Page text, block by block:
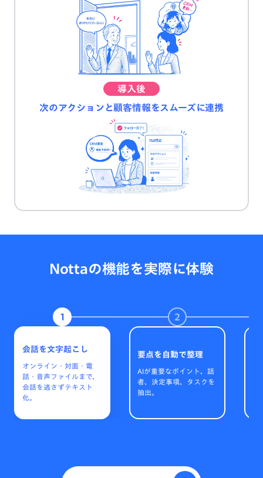
導入後
次のアクションと顧客情報をスムーズに連携
Nottaの機能を実際に体験
1
会話を文字起こし
オンライン・対面・電
話・音声ファイルまで、
会話を逃さずテキスト
化。
2
要点を自動で整理
AIが重要なポイント、話
者、決定事項、タスクを
抽出。